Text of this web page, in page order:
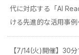
代に対応する「AI
ける先進的な活用事例
【7/14(火)開催】30